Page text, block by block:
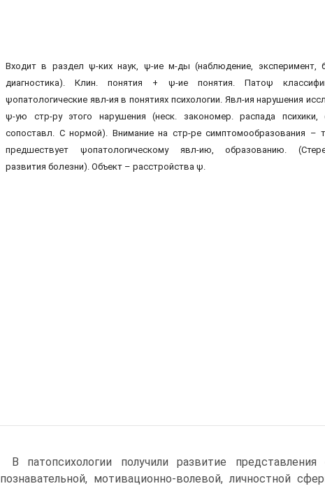
Входит в раздел ψ-ких наук, ψ-ие м-ды (наблюдение, эксперимент,
диагностика). Клин. понятия + ψ-ие понятия. Патоψ
ψопатологические явл-ия в понятиях психологии. Явл-ия нарушения
ψ-ую стр-ру этого нарушения (неск. закономер. распада психики,
сопоставл. С нормой). Внимание на стр-ре симптомообразования –
предшествует ψопатологическому явл-ию, образованию.
развития болезни). Объект – расстройства ψ.
В патопсихологии получили развитие
познавательной, мотивационно-волевой, личностной